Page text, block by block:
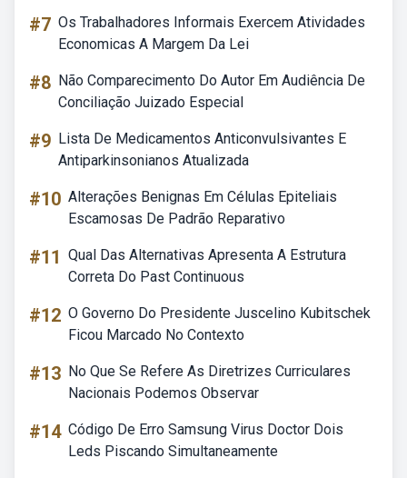
#7 Os Trabalhadores Informais Exercem Atividades
Economicas A Margem Da Lei
#8 Não Comparecimento Do Autor Em Audiência De
Conciliação Juizado Especial
#9 Lista De Medicamentos Anticonvulsivantes E
Antiparkinsonianos Atualizada
#10 Alterações Benignas Em Células Epiteliais
Escamosas De Padrão Reparativo
#11 Qual Das Alternativas Apresenta A Estrutura
Correta Do Past Continuous
#12 O Governo Do Presidente Juscelino Kubitschek
Ficou Marcado No Contexto
#13 No Que Se Refere As Diretrizes Curriculares
Nacionais Podemos Observar
#14 Código De Erro Samsung Virus Doctor Dois
Leds Piscando Simultaneamente